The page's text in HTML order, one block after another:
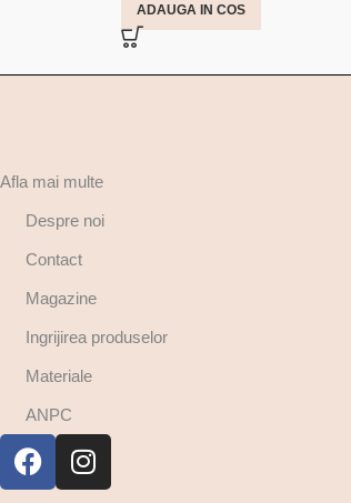
ADAUGA IN COS
Afla mai multe
Despre noi
Contact
Magazine
Ingrijirea produselor
Materiale
ANPC